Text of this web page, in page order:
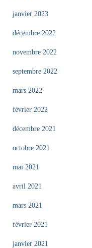
janvier 2023
décembre 2022
novembre 2022
septembre 2022
mars 2022
février 2022
décembre 2021
octobre 2021
mai 2021
avril 2021
mars 2021
février 2021
janvier 2021